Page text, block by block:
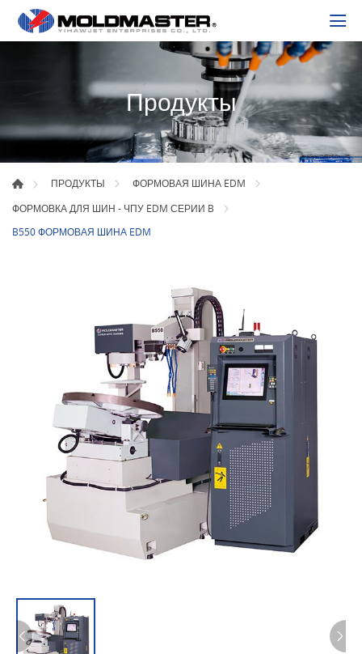
Продукты
ПРОДУКТЫ
ФОРМОВАЯ ШИНА EDM
ФОРМОВКА ДЛЯ ШИН - ЧПУ EDM СЕРИИ B
B550 ФОРМОВАЯ ШИНА EDM